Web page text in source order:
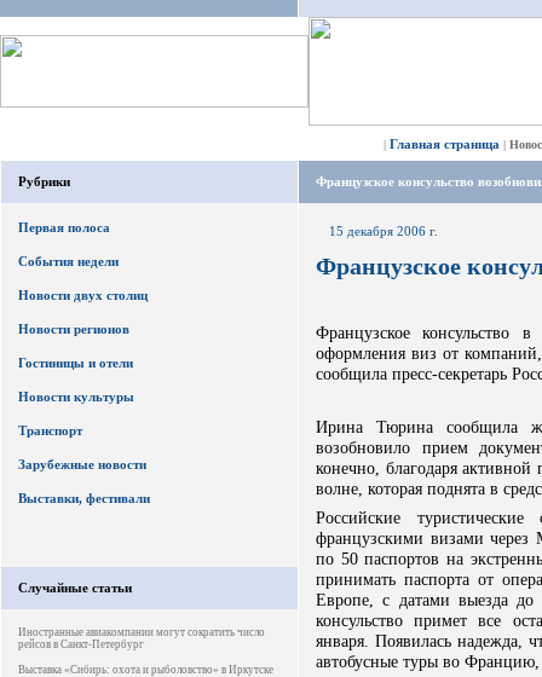
| Главная страница |
Рубрики
Первая полоса
События недели
Новости двух столиц
Новости регионов
Гостиницы и отели
Новости культуры
Транспорт
Зарубежные новости
Выставки, фестивали
Случайные статьи
Иностранные авиакомпании могут сократить число
рейсов в Санкт-Петербург
Выставка «Сибирь: охота и рыболовство» в Иркутске
Французское консульство
15 декабря 2006 г.
Французское
Французское консульство
оформления виз от
сообщила пресс-секретарь
Ирина Тюрина сообщила
возобновило прием
конечно, благодаря
волне, которая поднята в
Российские
французскими визами через
по 50 паспортов на
принимать паспорта от
Европе, с датами выезда
консульство примет все
января. Появилась надежда,
автобусные туры во Францию,